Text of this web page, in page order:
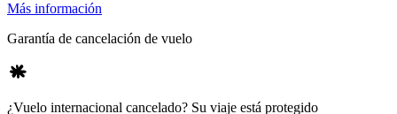
Más información
Garantía de cancelación de vuelo
¿Vuelo internacional cancelado? Su viaje está protegido